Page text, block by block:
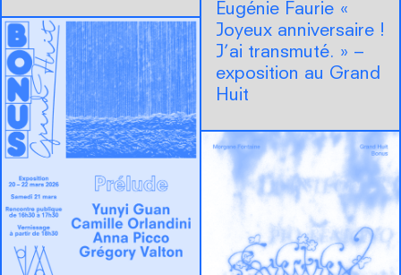
Eugénie Faurie « ​
Joyeux anniversaire !
J’ai transmuté. » –
exposition au Grand
Huit